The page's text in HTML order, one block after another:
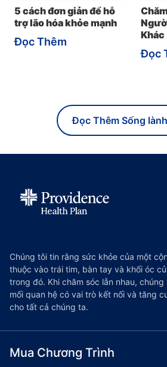
5 cách đơn giản để hỗ
trợ lão hóa khỏe mạnh
Đọc Thêm
Khác
Đọc
Đọc Thêm Sống
Chúng tôi tin rằng sức khỏe của một
thuộc vào trái tim, bàn tay và khối óc
trong đó. Khi chăm sóc lẫn nhau,
mối quan hệ có vai trò kết nối và tăng
cho tất cả chúng ta.
Mua Chương Trình